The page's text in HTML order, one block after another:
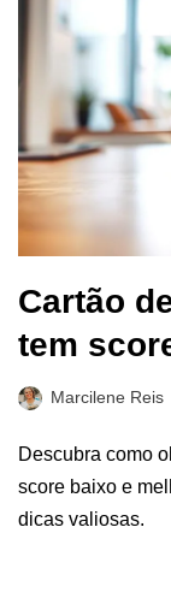
Cartão
tem
Marcilene Reis
Descubra como
score baixo e
dicas valiosas.